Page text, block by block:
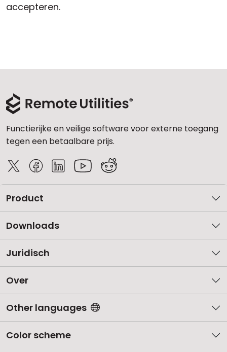
accepteren.
Functierijke en veilige software voor externe toegang
tegen een betaalbare prijs.
Product
Downloads
Juridisch
Over
Other languages
Color scheme